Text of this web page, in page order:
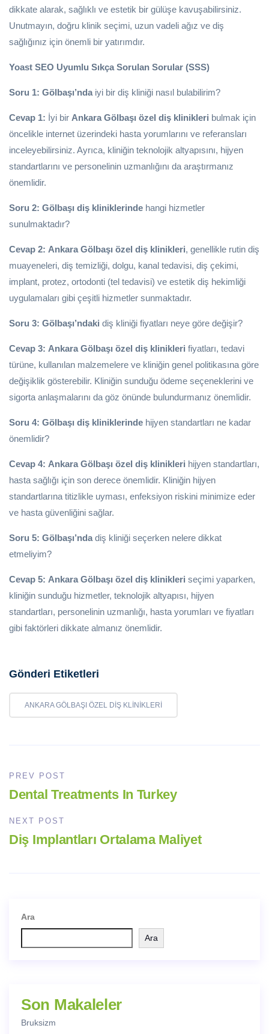
dikkate alarak, sağlıklı ve estetik bir gülüşe kavuşabilirsiniz.
Unutmayın, doğru klinik seçimi, uzun vadeli ağız ve diş
sağlığınız için önemli bir yatırımdır.
Yoast SEO Uyumlu Sıkça Sorulan Sorular (SSS)
Soru 1: Gölbaşı’nda iyi bir diş kliniği nasıl bulabilirim?
Cevap 1: İyi bir Ankara Gölbaşı özel diş klinikleri bulmak için
öncelikle internet üzerindeki hasta yorumlarını ve referansları
inceleyebilirsiniz. Ayrıca, kliniğin teknolojik altyapısını, hijyen
standartlarını ve personelinin uzmanlığını da araştırmanız
önemlidir.
Soru 2: Gölbaşı diş kliniklerinde hangi hizmetler
sunulmaktadır?
Cevap 2: Ankara Gölbaşı özel diş klinikleri, genellikle rutin diş
muayeneleri, diş temizliği, dolgu, kanal tedavisi, diş çekimi,
implant, protez, ortodonti (tel tedavisi) ve estetik diş hekimliği
uygulamaları gibi çeşitli hizmetler sunmaktadır.
Soru 3: Gölbaşı’ndaki diş kliniği fiyatları neye göre değişir?
Cevap 3: Ankara Gölbaşı özel diş klinikleri fiyatları, tedavi
türüne, kullanılan malzemelere ve kliniğin genel politikasına göre
değişiklik gösterebilir. Kliniğin sunduğu ödeme seçeneklerini ve
sigorta anlaşmalarını da göz önünde bulundurmanız önemlidir.
Soru 4: Gölbaşı diş kliniklerinde hijyen standartları ne kadar
önemlidir?
Cevap 4: Ankara Gölbaşı özel diş klinikleri hijyen standartları,
hasta sağlığı için son derece önemlidir. Kliniğin hijyen
standartlarına titizlikle uyması, enfeksiyon riskini minimize eder
ve hasta güvenliğini sağlar.
Soru 5: Gölbaşı’nda diş kliniği seçerken nelere dikkat
etmeliyim?
Cevap 5: Ankara Gölbaşı özel diş klinikleri seçimi yaparken,
kliniğin sunduğu hizmetler, teknolojik altyapısı, hijyen
standartları, personelinin uzmanlığı, hasta yorumları ve fiyatları
gibi faktörleri dikkate almanız önemlidir.
Gönderi Etiketleri
ANKARA GÖLBAŞI ÖZEL DIŞ KLINIKLERI
PREV POST
Dental Treatments In Turkey
NEXT POST
Diş Implantları Ortalama Maliyet
Ara
Ara
Son Makaleler
Bruksizm